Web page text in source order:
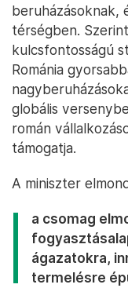
beruházásoknak,
térségben.
kulcsfontosságú
Románia
globális
román
támogatja.
A miniszter
a csomag
ágazatokra,
termelésre